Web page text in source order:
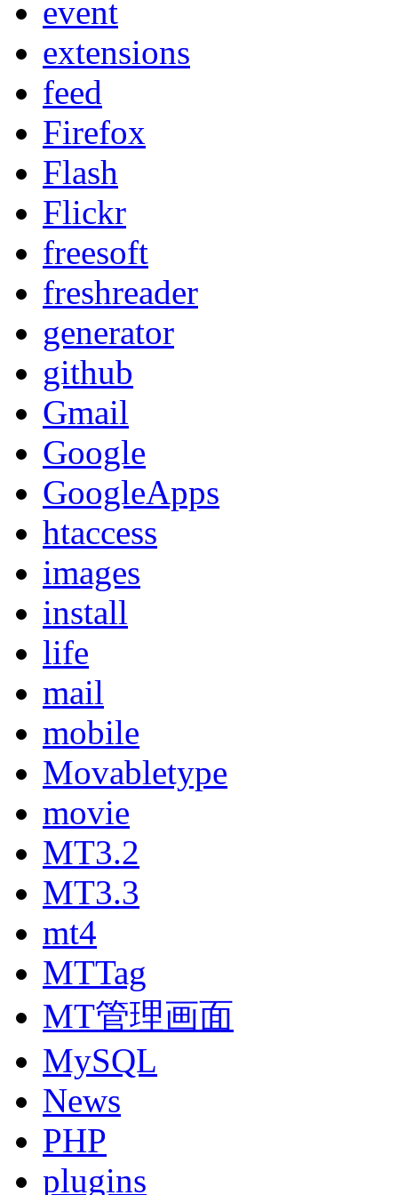
event
extensions
feed
Firefox
Flash
Flickr
freesoft
freshreader
generator
github
Gmail
Google
GoogleApps
htaccess
images
install
life
mail
mobile
Movabletype
movie
MT3.2
MT3.3
mt4
MTTag
MT管理画面
MySQL
News
PHP
plugins